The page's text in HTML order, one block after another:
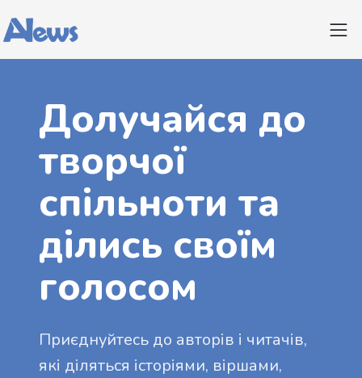
Долучайся до
творчої
спільноти та
ділись своїм
голосом
Приєднуйтесь до авторів і читачів,
які діляться історіями, віршами,